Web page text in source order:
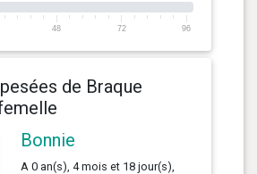
48 72 96
de Braque
Bonnie
A 0 an(s), 4 mois et 18 jour(s),